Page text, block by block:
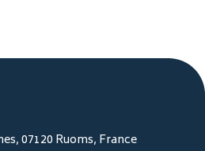
07120 Ruoms, France